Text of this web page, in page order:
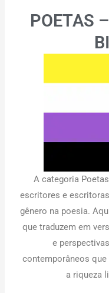
POETAS
A categoria
escritores e
gênero na poesia.
que traduzem em
e
contemporâneos que
a riqueza